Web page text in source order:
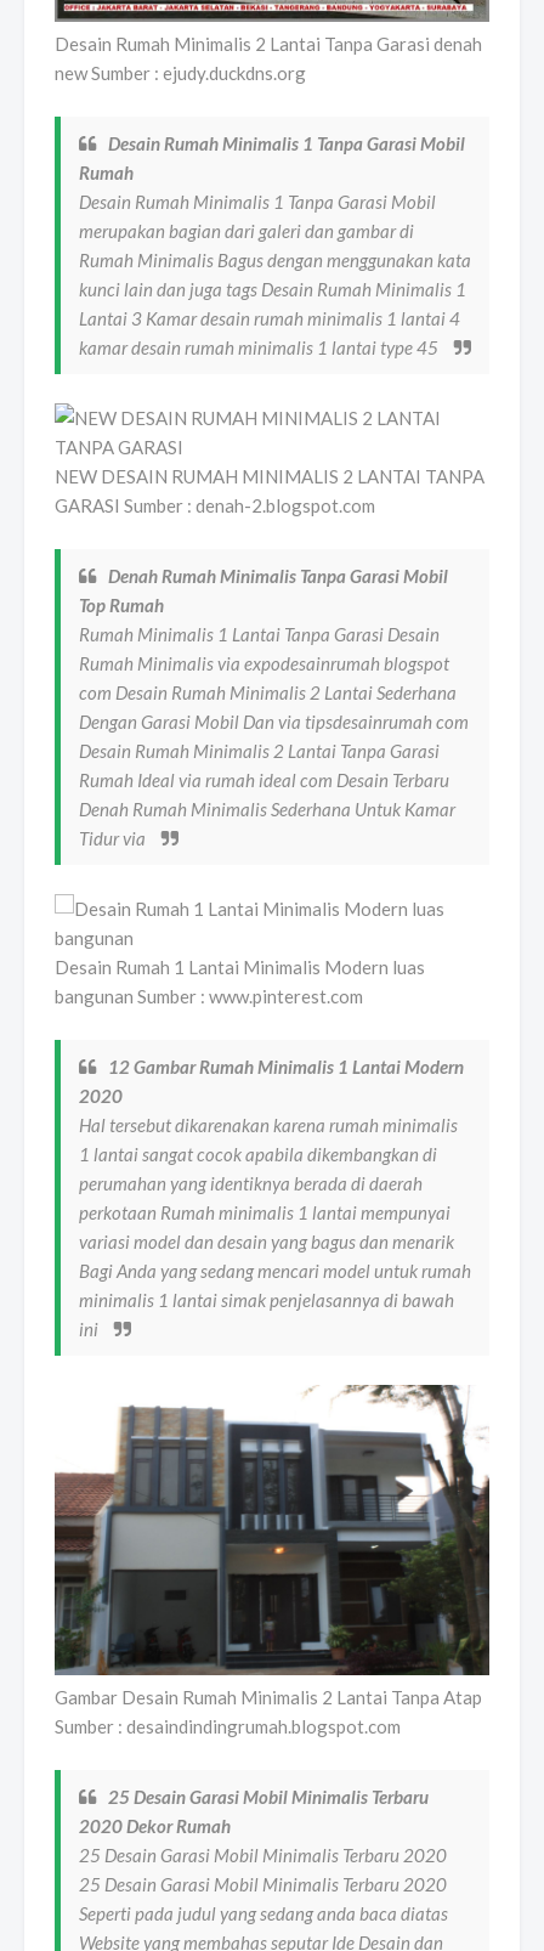
Desain Rumah Minimalis 2 Lantai Tanpa Garasi denah
new Sumber : ejudy.duckdns.org
Desain Rumah Minimalis 1 Tanpa Garasi Mobil
Rumah
Desain Rumah Minimalis 1 Tanpa Garasi Mobil
merupakan bagian dari galeri dan gambar di
Rumah Minimalis Bagus dengan menggunakan kata
kunci lain dan juga tags Desain Rumah Minimalis 1
Lantai 3 Kamar desain rumah minimalis 1 lantai 4
kamar desain rumah minimalis 1 lantai type 45
NEW DESAIN RUMAH MINIMALIS 2 LANTAI TANPA
GARASI Sumber : denah-2.blogspot.com
Denah Rumah Minimalis Tanpa Garasi Mobil
Top Rumah
Rumah Minimalis 1 Lantai Tanpa Garasi Desain
Rumah Minimalis via expodesainrumah blogspot
com Desain Rumah Minimalis 2 Lantai Sederhana
Dengan Garasi Mobil Dan via tipsdesainrumah com
Desain Rumah Minimalis 2 Lantai Tanpa Garasi
Rumah Ideal via rumah ideal com Desain Terbaru
Denah Rumah Minimalis Sederhana Untuk Kamar
Tidur via
Desain Rumah 1 Lantai Minimalis Modern luas
bangunan Sumber : www.pinterest.com
12 Gambar Rumah Minimalis 1 Lantai Modern
2020
Hal tersebut dikarenakan karena rumah minimalis
1 lantai sangat cocok apabila dikembangkan di
perumahan yang identiknya berada di daerah
perkotaan Rumah minimalis 1 lantai mempunyai
variasi model dan desain yang bagus dan menarik
Bagi Anda yang sedang mencari model untuk rumah
minimalis 1 lantai simak penjelasannya di bawah
ini
Gambar Desain Rumah Minimalis 2 Lantai Tanpa Atap
Sumber : desaindindingrumah.blogspot.com
25 Desain Garasi Mobil Minimalis Terbaru
2020 Dekor Rumah
25 Desain Garasi Mobil Minimalis Terbaru 2020
25 Desain Garasi Mobil Minimalis Terbaru 2020
Seperti pada judul yang sedang anda baca diatas
Website yang membahas seputar Ide Desain dan